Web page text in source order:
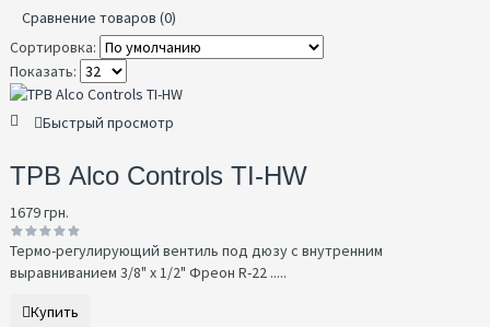
Сравнение товаров (0)
Сортировка:
Показать:
Быстрый просмотр
ТРВ Alco Controls TI-HW
1679 грн.
Термо-регулирующий вентиль под дюзу с внутренним
выравниванием 3/8" x 1/2" Фреон R-22 .....
Купить